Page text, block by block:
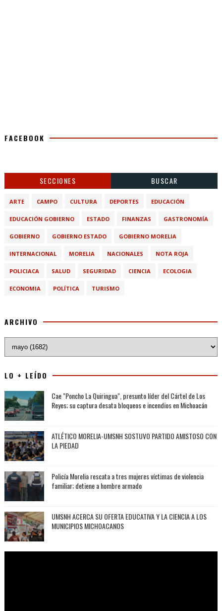
FACEBOOK
SECCIONES BUSCAR
ARTE CAMPO CULTURA DEPORTES EDUCACIÓN
EDUCACIÓN GOBIERNO ESTADO FINANZAS GASTRONOMÍA
GOBIERNO GOBIERNO ESTADO GOBIERNO MORELIA
INTERNACIONAL MORELIA NACIONALES NOTA ROJA
POLICIACA SALUD SEGURIDAD CIENCIA ECOLOGIA
ECONOMIA POLÍTICA TURISMO
ARCHIVO
LO + LEÍDO
Cae "Poncho La Quiringua", presunto líder del Cártel de Los
Reyes; su captura desata bloqueos e incendios en Michoacán
ATLÉTICO MORELIA-UMSNH SOSTUVO PARTIDO AMISTOSO CON
LA PIEDAD
Policía Morelia rescata a tres mujeres víctimas de violencia
familiar; detiene a hombre armado
UMSNH ACERCA SU OFERTA EDUCATIVA Y LA CIENCIA A LOS
MUNICIPIOS MICHOACANOS